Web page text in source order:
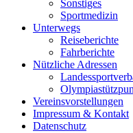
Sonstiges
Sportmedizin
Unterwegs
Reiseberichte
Fahrberichte
Nützliche Adressen
Vereinsvorstellungen
Impressum & Kontakt
Datenschutz